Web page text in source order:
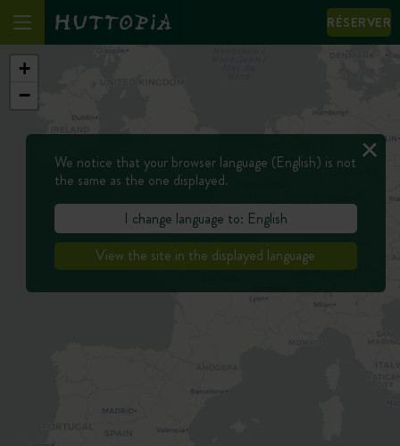
RÉSERVER
+
−
We notice that your browser language (English) is not
the same as the one displayed.
I change language to: English
View the site in the displayed language